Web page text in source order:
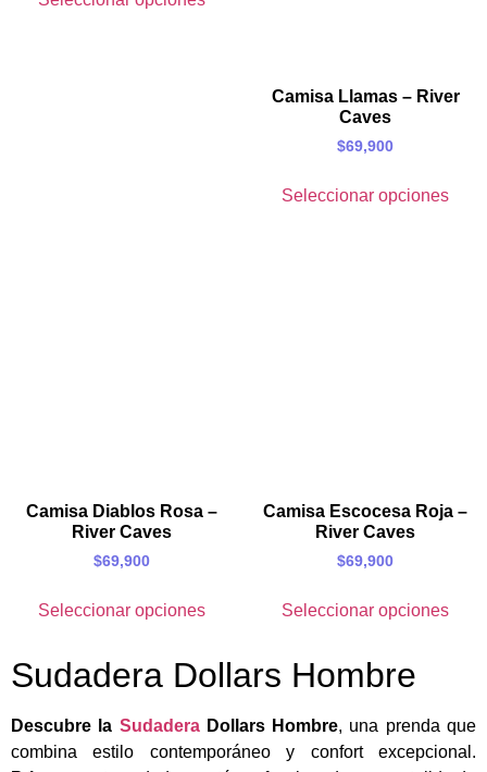
Camisa Llamas – River
Caves
$69,900
Seleccionar opciones
Camisa Diablos Rosa –
River Caves
$69,900
Seleccionar opciones
Camisa Escocesa Roja –
River Caves
$69,900
Seleccionar opciones
Sudadera Dollars Hombre
Descubre la SudaderaDollars Hombre, una prenda que
combina estilo contemporáneo y confort excepcional.